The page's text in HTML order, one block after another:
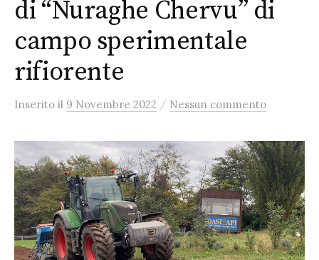
di “Nuraghe Chervu” di
campo sperimentale
rifiorente
Inserito il 9 Novembre 2022 / Nessun commento